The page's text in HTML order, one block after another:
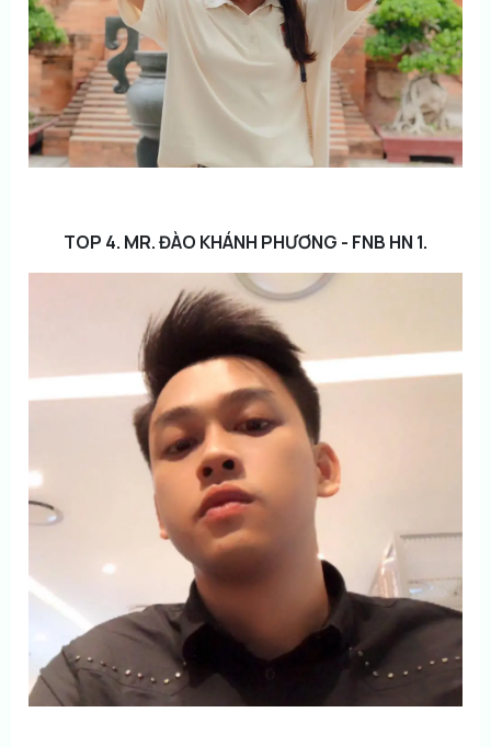
TOP 4. MR. ĐÀO KHÁNH PHƯƠNG - FNB HN 1.